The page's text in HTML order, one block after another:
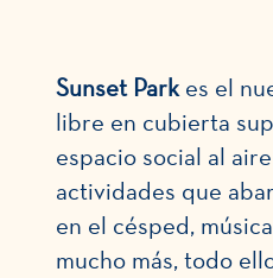
Sunset Parkes el
libre en cubierta
espacio social al
actividades que
en el césped,
mucho más, todo